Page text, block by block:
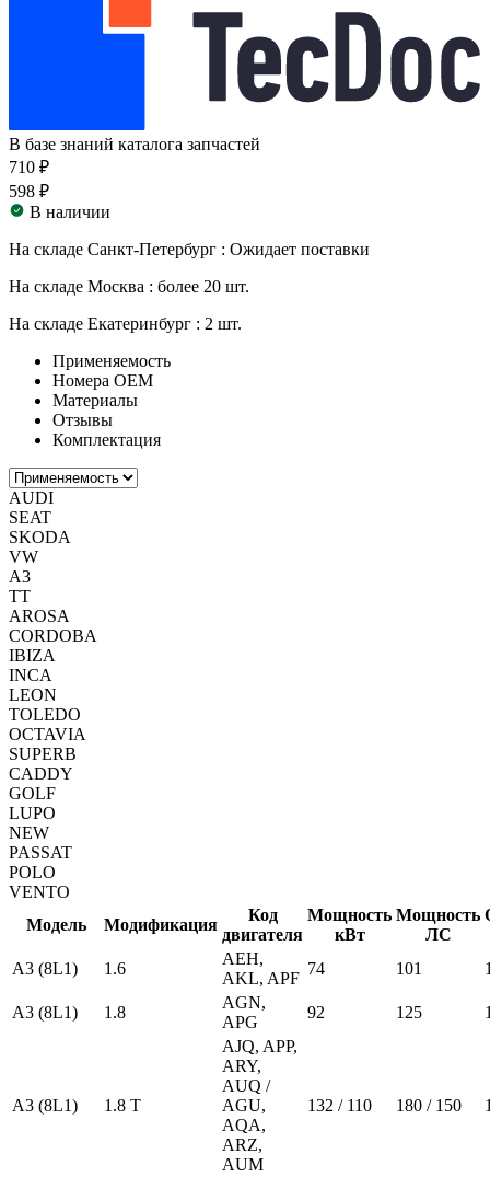
В базе знаний каталога запчастей
710 ₽
598 ₽
В наличии
На складе Санкт-Петербург : Ожидает поставки
На складе Москва : более 20 шт.
На складе Екатеринбург : 2 шт.
Применяемость
Номера ОЕМ
Материалы
Отзывы
Комплектация
AUDI
SEAT
SKODA
VW
A3
TT
AROSA
CORDOBA
IBIZA
INCA
LEON
TOLEDO
OCTAVIA
SUPERB
CADDY
GOLF
LUPO
NEW
PASSAT
POLO
VENTO
Модель
Модификация
Код
двигателя
Мощность
кВт
Мощность
ЛС
A3 (8L1) 1.6
AEH,
AKL, APF
74 101
A3 (8L1) 1.8
AGN,
APG
92 125
A3 (8L1) 1.8 T
AJQ, APP,
ARY,
AUQ /
AGU,
AQA,
ARZ,
AUM
132 / 110 180 / 150